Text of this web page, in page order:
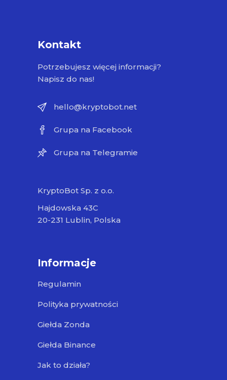
Kontakt
Potrzebujesz więcej informacji?
Napisz do nas!
hello@kryptobot.net
Grupa na Facebook
Grupa na Telegramie
KryptoBot Sp. z o.o.
Hajdowska 43C
20-231 Lublin, Polska
Informacje
Regulamin
Polityka prywatności
Giełda Zonda
Giełda Binance
Jak to działa?